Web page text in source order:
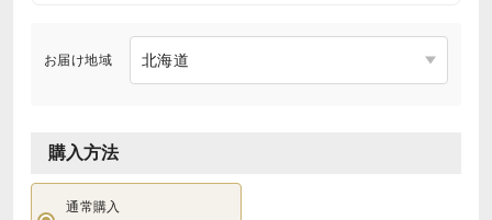
お届け地域
購入方法
通常購入